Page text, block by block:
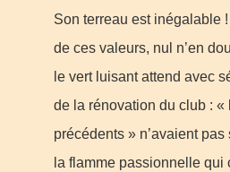
Son terreau est inégalable
de ces valeurs, nul n’en
le vert luisant attend avec
de la rénovation du club : «
précédents » n’avaient
la flamme passionnelle